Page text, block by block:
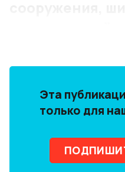
Эта
только для